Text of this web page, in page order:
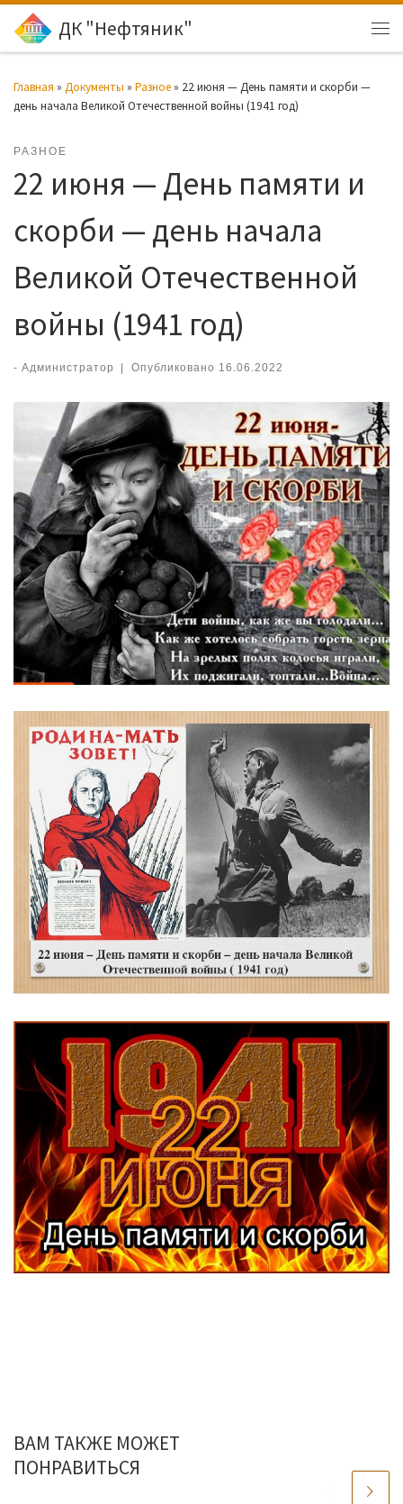
Перейти к содержимому
ДК "Нефтяник"
Главная » Документы » Разное » 22 июня — День памяти и скорби —
день начала Великой Отечественной войны (1941 год)
РАЗНОЕ
22 июня — День памяти и
скорби — день начала
Великой Отечественной
войны (1941 год)
- Администратор Опубликовано 16.06.2022
ВАМ ТАКЖЕ МОЖЕТ
ПОНРАВИТЬСЯ